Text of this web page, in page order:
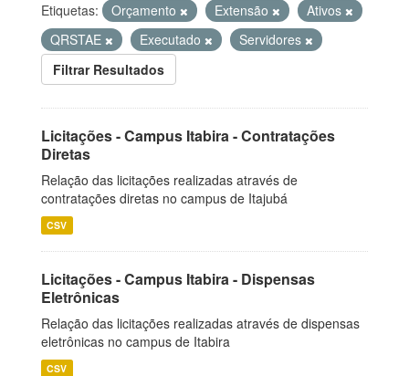
Etiquetas:
Orçamento Extensão
Ativos
QRSTAE
Executado
Servidores
Filtrar Resultados
Licitações - Campus Itabira - Contratações
Diretas
Relação das licitações realizadas através de
contratações diretas no campus de Itajubá
CSV
Licitações - Campus Itabira - Dispensas
Eletrônicas
Relação das licitações realizadas através de dispensas
eletrônicas no campus de Itabira
CSV